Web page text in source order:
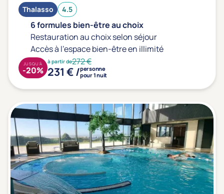
Thalasso 4.5
6 formules bien-être au choix
Restauration au choix selon séjour
Accès à l'espace bien-être en illimité
à partir de272 €
231 € /personne
pour 1 nuit
JUSQU'À
-20%